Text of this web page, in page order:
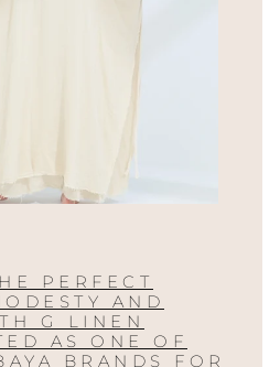
PERFECT
AND
G LINEN
AS ONE OF
BRANDS FOR